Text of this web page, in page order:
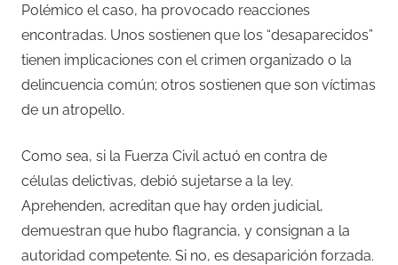
Polémico el caso, ha provocado reacciones
encontradas. Unos sostienen que los “desaparecidos”
tienen implicaciones con el crimen organizado o la
delincuencia común; otros sostienen que son víctimas
de un atropello.
Como sea, si la Fuerza Civil actuó en contra de
células delictivas, debió sujetarse a la ley.
Aprehenden, acreditan que hay orden judicial,
demuestran que hubo flagrancia, y consignan a la
autoridad competente. Si no, es desaparición forzada.